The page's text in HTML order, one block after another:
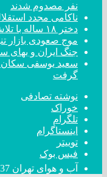
نفر مصدوم شدند
ناکامی مجدد
دختر ‌۱۸‌ ‌ساله‌ با تلاش پلیس کرج از خودکشی منصرف شد
موج صعودی بازار
جنگ ایران و بهای
سعید یوسفی سکان
گرفت
نوشته تصادفی
خوراک
تلگرام
اینستاگرام
توییتر
فیس بوک
آب و هوای تهران 37